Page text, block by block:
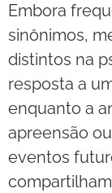
Embora
sinônimos,
distintos na
resposta a
enquanto a
apreensão
eventos